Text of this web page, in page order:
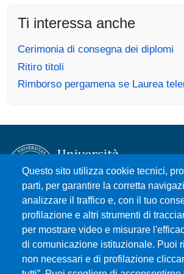
Ti interessa anche
Cerimonia di consegna dei diplomi
Ritiro titoli
Rimborso pergamena se Laurea
Questo sito utilizza cookie tecnici,
parti, per garantire la corretta
analizzare il traffico e, con il tuo
profilazione e altri strumenti di
per mostrare video e misurare
di comunicazione istituzionale. Puoi
non necessari e di profilazione
Università degli Studi di Messina
Piazza Pugliatti, 1 - 98122 Messina
Cod. Fiscale 80004070837
P.IVA 00724160833